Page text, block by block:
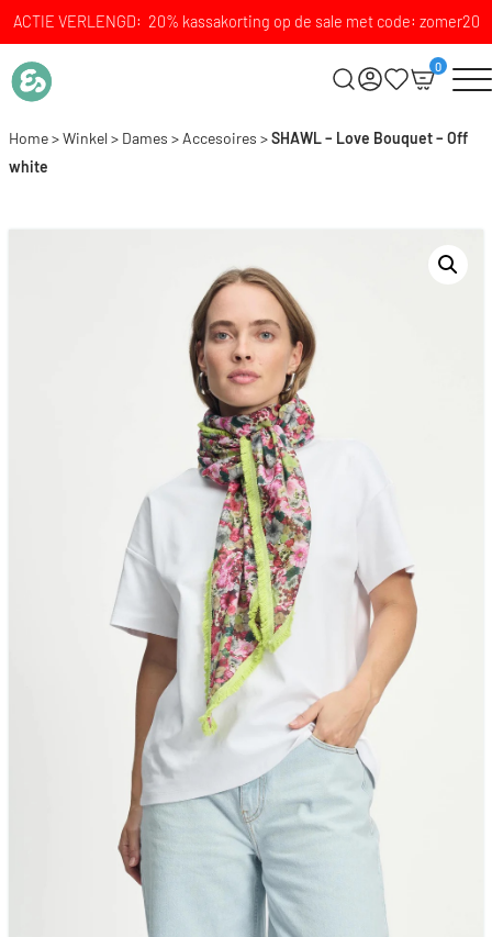
ACTIE VERLENGD: 20% kassakorting op de sale met code: zomer20
0
Home>Winkel> Dames > Accesoires >SHAWL – Love Bouquet – Off
white